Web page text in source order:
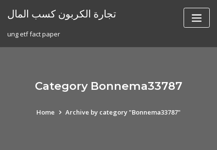
تجارة الكربون كسب المال
ung etf fact paper
Category Bonnema33787
Home Archive by category "Bonnema33787"